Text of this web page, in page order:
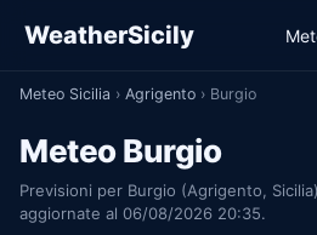
WeatherSicily
Meteo Sicilia › Agrigento › Burgio
Meteo Burgio
Previsioni per Burgio (Agrigento,
aggiornate al 06/08/2026 20:35.